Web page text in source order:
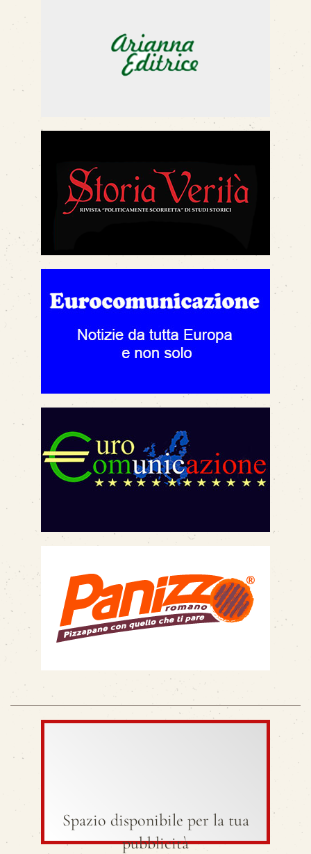
Spazio disponibile per la tua
pubblicità